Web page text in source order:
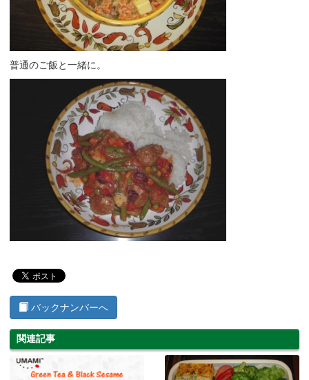
普通のご飯と一緒に。
バックナンバーへ
関連記事